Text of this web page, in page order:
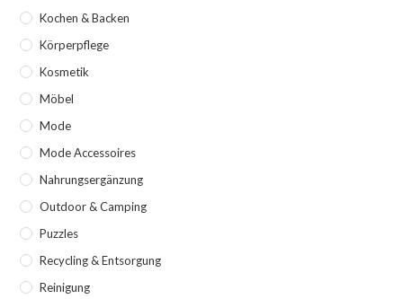
Kochen & Backen
Körperpflege
Kosmetik
Möbel
Mode
Mode Accessoires
Nahrungsergänzung
Outdoor & Camping
Puzzles
Recycling & Entsorgung
Reinigung